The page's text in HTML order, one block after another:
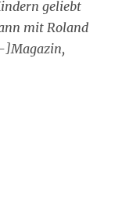
geliebt
mit Roland
]Magazin,